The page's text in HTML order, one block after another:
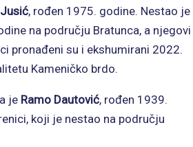
, rođen 1975. godine. Nestao je
na području Bratunca, a njegovi
pronađeni su i ekshumirani 2022.
Kameničko brdo.
je Ramo Dautović, rođen 1939.
koji je nestao na području